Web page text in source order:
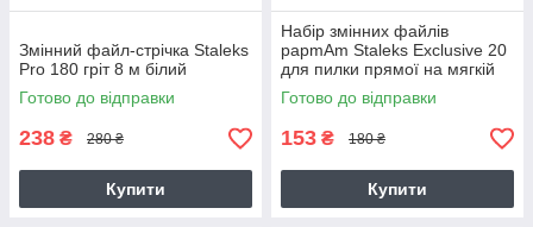
Змінний файл-стрічка Staleks
Pro 180 гріт 8 м білий
Готово до відправки
238 ₴ 280 ₴
Купити
Набір змінних файлів
papmAm Staleks Exclusive 20
для пилки прямої на мягкій
основі 100 гріт 30 шт
Готово до відправки
153 ₴ 180 ₴
Купити